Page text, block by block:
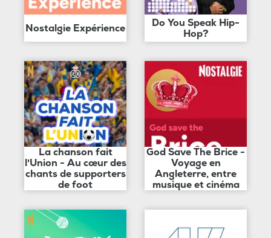
Nostalgie Expérience
Do You Speak Hip-
Hop?
La chanson fait
l'Union - Au cœur des
chants de supporters
de foot
God Save The Brice -
Voyage en
Angleterre, entre
musique et cinéma